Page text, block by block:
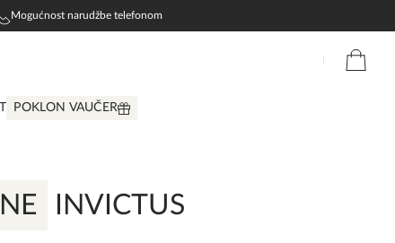
Mogućnost narudžbe telefonom
POKLON VAUČER
INVICTUS